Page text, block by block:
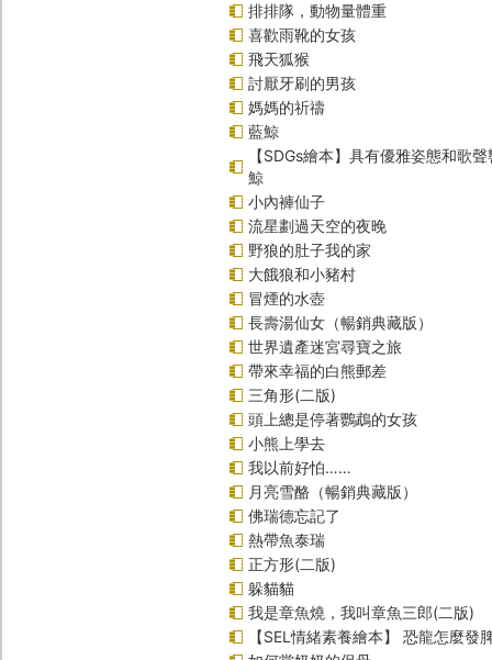
排排隊，動物量體重
喜歡雨靴的女孩
飛天狐猴
討厭牙刷的男孩
媽媽的祈禱
藍鯨
【SDGs繪本】具有優雅姿態和歌
鯨
小內褲仙子
流星劃過天空的夜晚
野狼的肚子我的家
大餓狼和小豬村
冒煙的水壺
長壽湯仙女（暢銷典藏版）
世界遺產迷宮尋寶之旅
帶來幸福的白熊郵差
三角形(二版)
頭上總是停著鸚鵡的女孩
小熊上學去
我以前好怕……
月亮雪酪（暢銷典藏版）
佛瑞德忘記了
熱帶魚泰瑞
正方形(二版)
躲貓貓
我是章魚燒，我叫章魚三郎(二版)
【SEL情緒素養繪本】 恐龍怎麼發